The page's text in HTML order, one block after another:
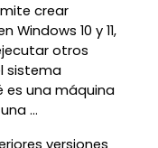
crear
Windows 10 y 11,
otros
sistema
es una máquina
...
versiones